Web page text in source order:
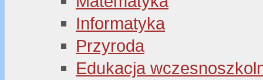
Informatyka
Przyroda
Edukacja